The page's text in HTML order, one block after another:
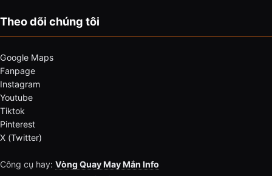
Theo dõi chúng tôi
Google Maps
Fanpage
Instagram
Youtube
Tiktok
Pinterest
X (Twitter)
Công cụ hay: Vòng Quay May Mắn Info